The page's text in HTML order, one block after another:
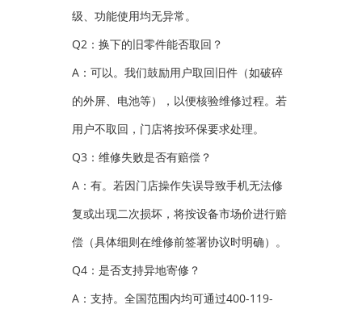
级、功能使用均无异常。
Q2：换下的旧零件能否取回？
A：可以。我们鼓励用户取回旧件（如破碎
的外屏、电池等），以便核验维修过程。若
用户不取回，门店将按环保要求处理。
Q3：维修失败是否有赔偿？
A：有。若因门店操作失误导致手机无法修
复或出现二次损坏，将按设备市场价进行赔
偿（具体细则在维修前签署协议时明确）。
Q4：是否支持异地寄修？
A：支持。全国范围内均可通过400-119-